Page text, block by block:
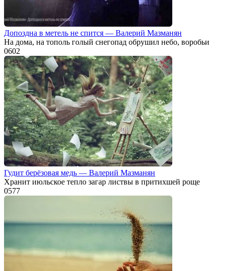
Допоздна в метель не спится — Валерий Мазманян
На дома, на тополь голый снегопад обрушил небо, воробьи
0602
Гудит берёзовая медь — Валерий Мазманян
Хранит июльское тепло загар листвы в притихшей роще
0577